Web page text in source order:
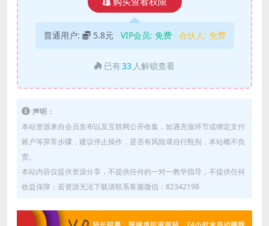
普通用户: 5.8元 VIP会员: 免费 合伙人: 免费
已有33 人解锁查看
声明：
本站资源来自会员发布以及互联网公开收集，如遇充值环节或绑定支付
账户等异常步骤，建议停止操作，是否有风险请自行甄别，本站概不负
责。
本站内容仅提供资源分享，不提供任何的一对一教学指导，不提供任何
收益保障；若资源无法下载请联系客服微信：82342198